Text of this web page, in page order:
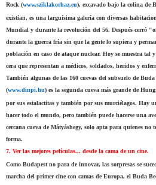
Rock (www.sziklakorhaz.eu), excavado bajo la colina de
existían, es una larguísima galería con diversas
Mundial y durante la revolución del 56. Después cerró
durante la guerra fría sin que la gente lo supiera y
población en caso de ataque nuclear. Hoy se muestra tal
cera que representan a médicos, soldados, heridos y
También algunas de las 160 cuevas del subsuelo de
(www.dinpi.hu) es la segunda cueva más grande de
por sus estalactitas y también por sus murciélagos. Hay
hacer todo el mundo, pero también puede hacerse una
cercana cueva de Mátyáshegy, solo apta para quienes no
forma.
7. Ver las mejores películas... desde la cama de un cine.
Como Budapest no para de innovar, las sorpresas se
marcha del primer cine con camas de Europa, el Buda